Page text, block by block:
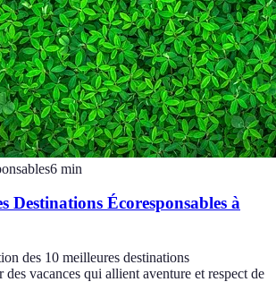
6 min
Destinations Écoresponsables à
des 10 meilleures destinations
des vacances qui allient aventure et respect de